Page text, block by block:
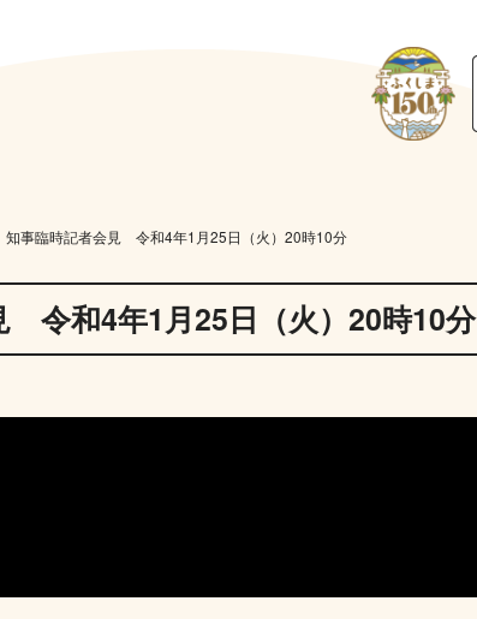
知事臨時記者会見 令和4年1月25日（火）20時10分
令和4年1月25日（火）20時10分